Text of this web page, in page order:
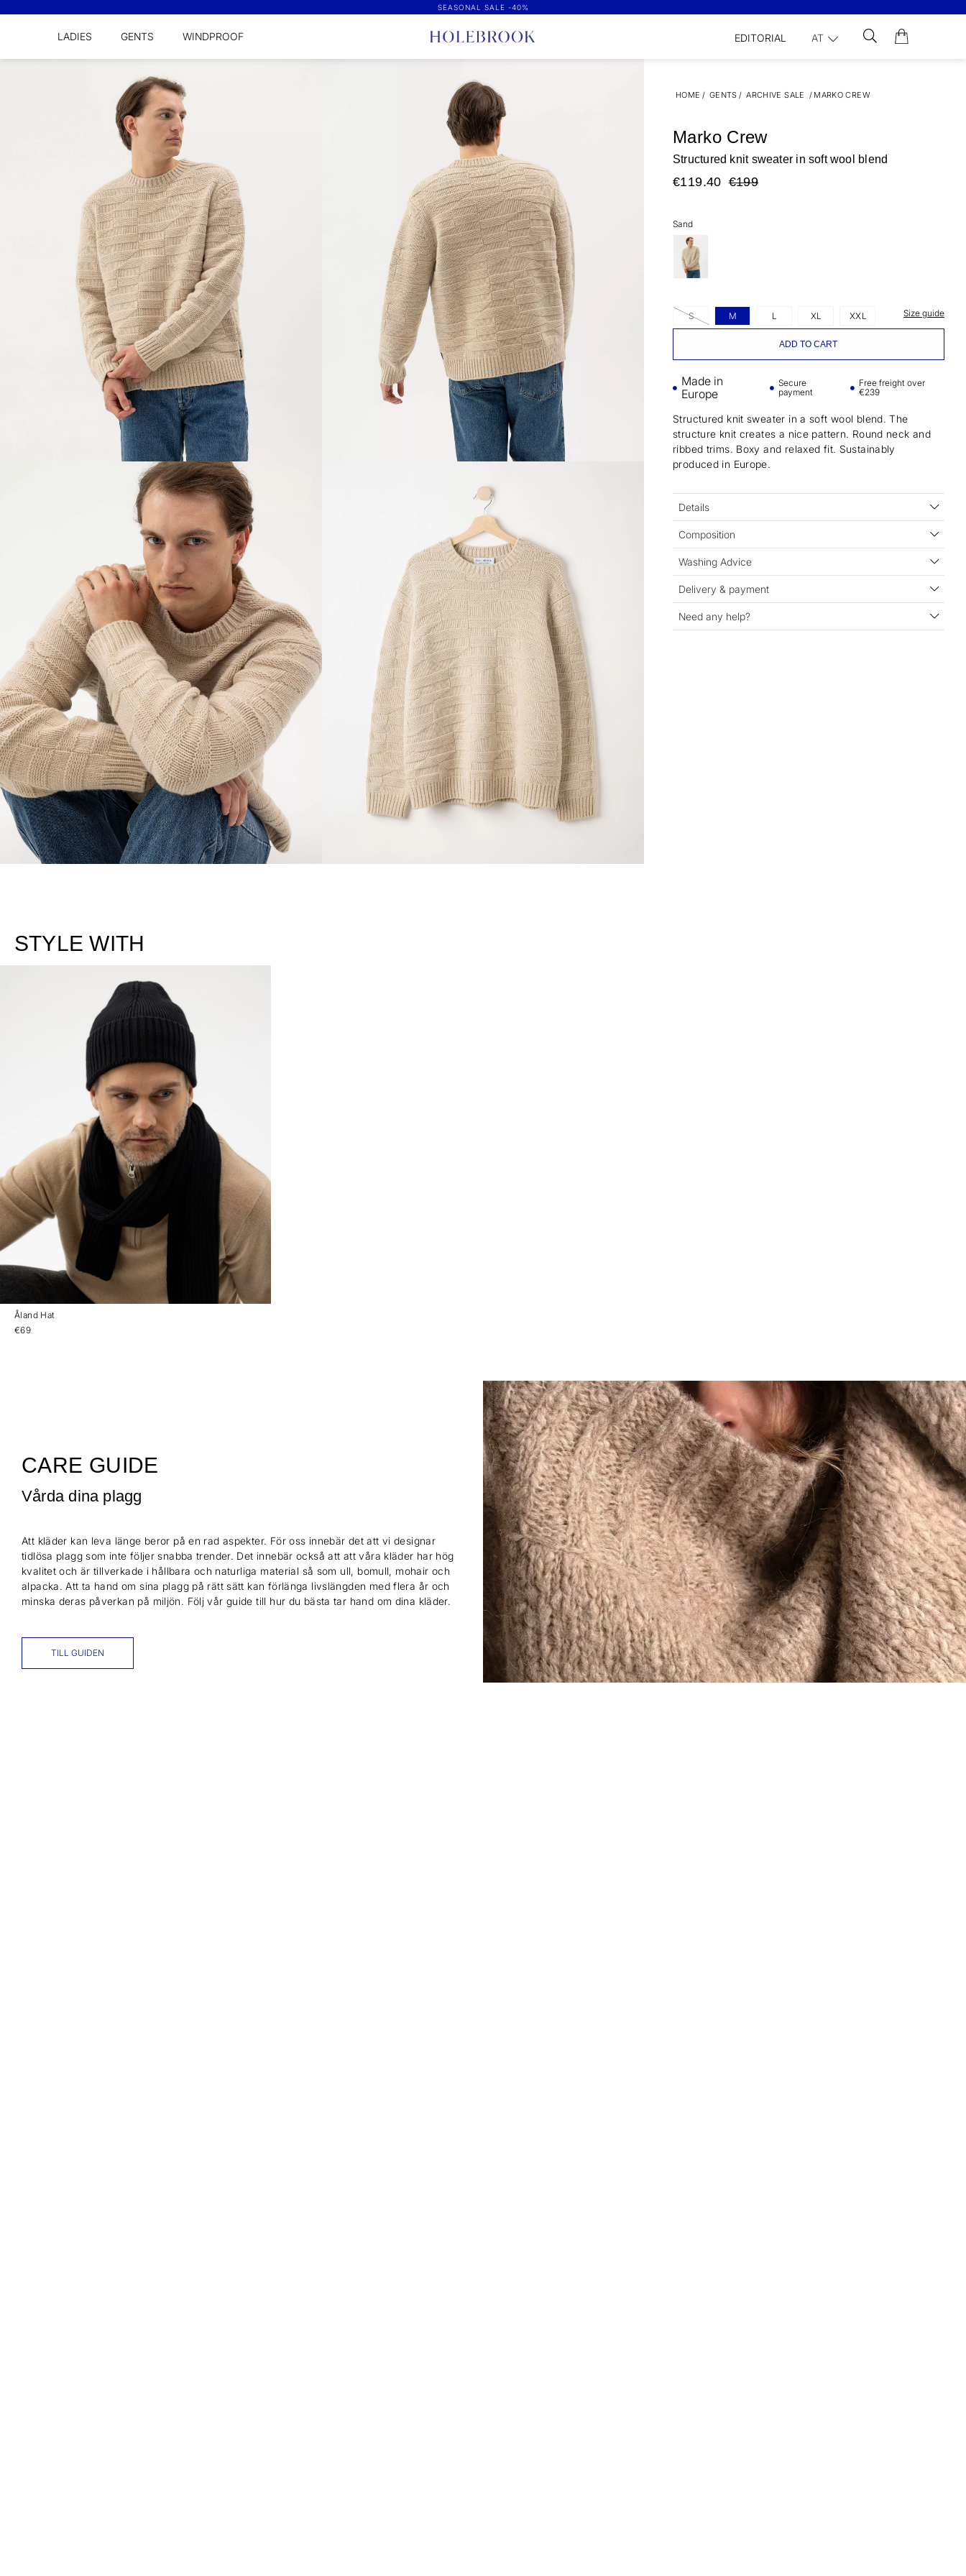
SEASONAL SALE -40%
LADIES GENTS WINDPROOF EDITORIAL AT
HOME / GENTS / ARCHIVE SALE / MARKO CREW
Marko Crew
Structured knit sweater in soft wool blend
€119.40 €199
Sand
S M L XL XXL Size guide
ADD TO CART
Made in
Europe
Secure
payment
Free freight over
€239
Structured knit sweater in a soft wool blend. The
structure knit creates a nice pattern. Round neck and
ribbed trims. Boxy and relaxed fit. Sustainably
produced in Europe.
Details
Composition
Washing Advice
Delivery & payment
Need any help?
STYLE WITH
Åland Hat
€69
CARE GUIDE
Vårda dina plagg
Att kläder kan leva länge beror på en rad aspekter. För oss innebär det att vi designar
tidlösa plagg som inte följer snabba trender. Det innebär också att att våra kläder har hög
kvalitet och är tillverkade i hållbara och naturliga material så som ull, bomull, mohair och
alpacka. Att ta hand om sina plagg på rätt sätt kan förlänga livslängden med flera år och
minska deras påverkan på miljön. Följ vår guide till hur du bästa tar hand om dina kläder.
TILL GUIDEN